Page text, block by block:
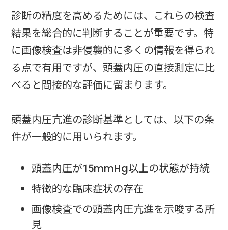
診断の精度を高めるためには、これらの検査
結果を総合的に判断することが重要です。特
に画像検査は非侵襲的に多くの情報を得られ
る点で有用ですが、頭蓋内圧の直接測定に比
べると間接的な評価に留まります。
頭蓋内圧亢進の診断基準としては、以下の条
件が一般的に用いられます。
頭蓋内圧が15mmHg以上の状態が持続
特徴的な臨床症状の存在
画像検査での頭蓋内圧亢進を示唆する所
見